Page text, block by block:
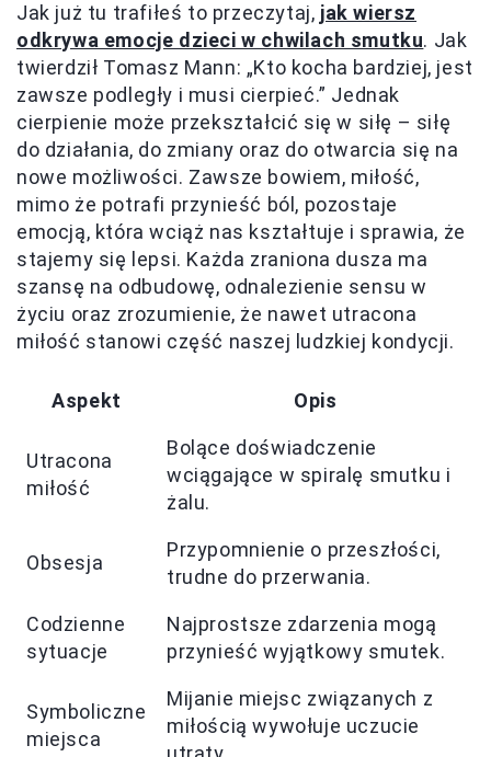
Jak już tu trafiłeś to przeczytaj, jak wiersz
odkrywa emocje dzieci w chwilach smutku. Jak
twierdził Tomasz Mann: „Kto kocha bardziej, jest
zawsze podległy i musi cierpieć.” Jednak
cierpienie może przekształcić się w siłę – siłę
do działania, do zmiany oraz do otwarcia się na
nowe możliwości. Zawsze bowiem, miłość,
mimo że potrafi przynieść ból, pozostaje
emocją, która wciąż nas kształtuje i sprawia, że
stajemy się lepsi. Każda zraniona dusza ma
szansę na odbudowę, odnalezienie sensu w
życiu oraz zrozumienie, że nawet utracona
miłość stanowi część naszej ludzkiej kondycji.
Aspekt Opis
Utracona
miłość
Bolące doświadczenie
wciągające w spiralę smutku i
żalu.
Obsesja
Przypomnienie o przeszłości,
trudne do przerwania.
Codzienne
sytuacje
Najprostsze zdarzenia mogą
przynieść wyjątkowy smutek.
Symboliczne
miejsca
Mijanie miejsc związanych z
miłością wywołuje uczucie